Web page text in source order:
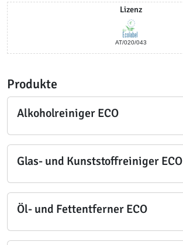
Lizenz
AT/020/043
Produkte
Alkoholreiniger ECO
Glas- und Kunststoffreiniger ECO
Öl- und Fettentferner ECO